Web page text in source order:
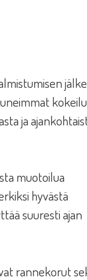
ja
muotoilua
hyvästä
suuresti ajan
rannekorut